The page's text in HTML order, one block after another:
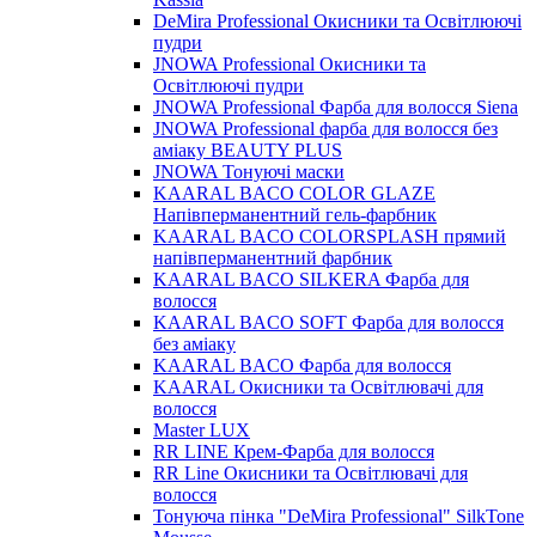
DeMira Professional Окисники та Освітлюючі
пудри
JNOWA Professional Окисники та
Освітлюючі пудри
JNOWA Professional Фарба для волосся Siena
JNOWA Professional фарба для волосся без
аміаку BEAUTY PLUS
JNOWA Тонуючі маски
KAARAL BACO COLOR GLAZE
Напівперманентний гель-фарбник
KAARAL BACO COLORSPLASH прямий
напівперманентний фарбник
KAARAL BACO SILKERA Фарба для
волосся
KAARAL BACO SOFT Фарба для волосся
без аміаку
KAARAL BACO Фарба для волосся
KAARAL Окисники та Освітлювачі для
волосся
Master LUX
RR LINE Крем-Фарба для волосся
RR Line Окисники та Освітлювачі для
волосся
Тонуюча пінка "DeMira Professional" SilkTone